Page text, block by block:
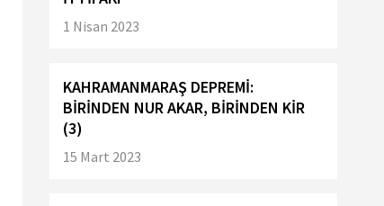
1 Nisan 2023
KAHRAMANMARAŞ DEPREMİ:
BİRİNDEN NUR AKAR, BİRİNDEN KİR
(3)
15 Mart 2023